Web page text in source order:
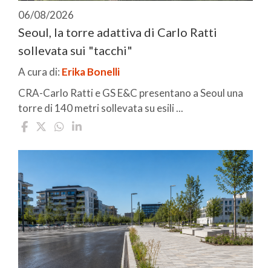
06/08/2026
Seoul, la torre adattiva di Carlo Ratti
sollevata sui "tacchi"
A cura di: Erika Bonelli
CRA-Carlo Ratti e GS E&C presentano a Seoul una
torre di 140 metri sollevata su esili ...